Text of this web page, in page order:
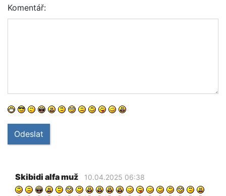
Komentář:
Odeslat
Skibidi alfa muž 10.04.2025 06:38